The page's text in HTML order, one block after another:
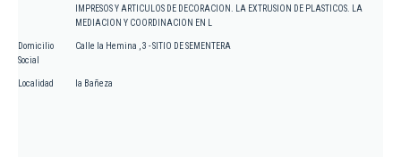
IMPRESOS Y ARTICULOS DE DECORACION. LA EXTRUSION DE PLASTICOS. LA
MEDIACION Y COORDINACION EN L
Domicilio
Social
Calle la Hemina , 3 - SITIO DE SEMENTERA
Localidad la Bañeza